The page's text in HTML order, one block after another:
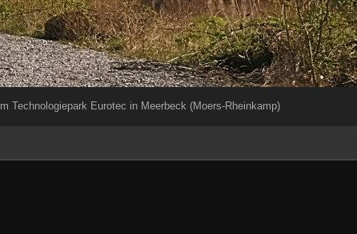
Im Technologiepark Eurotec in Meerbeck (Moers-Rheinkamp)